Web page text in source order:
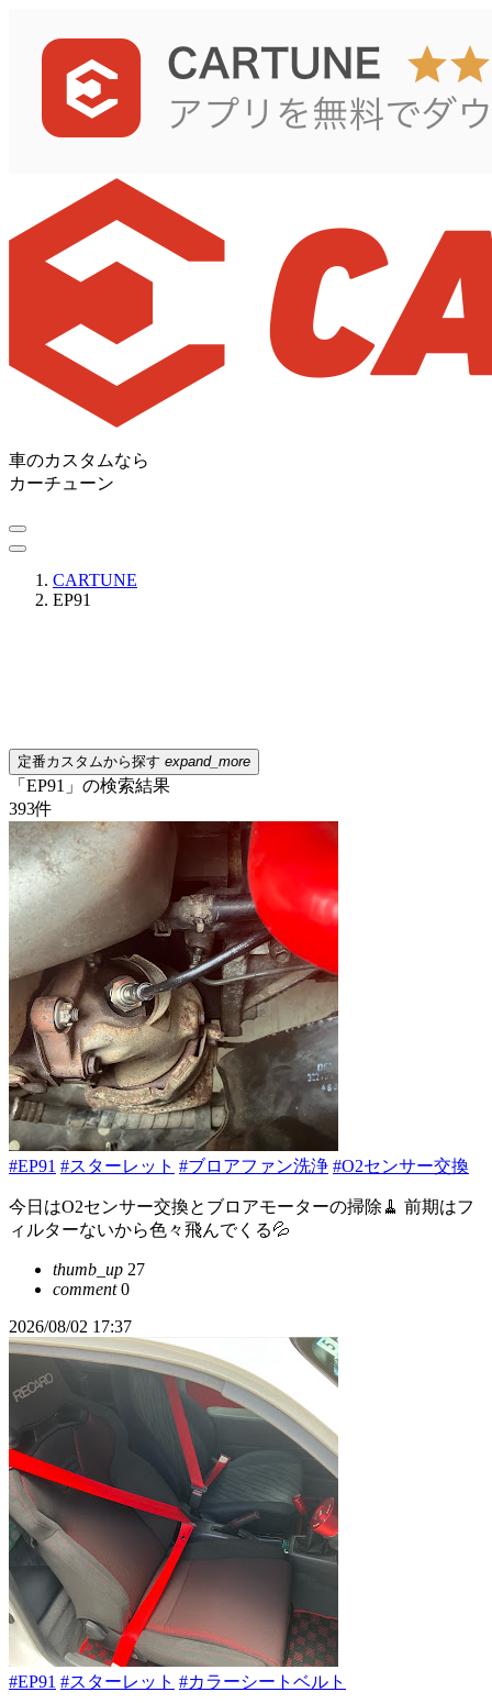
車のカスタムなら
カーチューン
CARTUNE
EP91
定番カスタムから探す expand_more
「EP91」の検索結果
393件
#EP91 #スターレット #ブロアファン洗浄 #O2センサー交換
今日はO2センサー交換とブロアモーターの掃除🧹 前期はフ
ィルターないから色々飛んでくる💦
thumb_up 27
comment0
2026/08/02 17:37
#EP91 #スターレット #カラーシートベルト